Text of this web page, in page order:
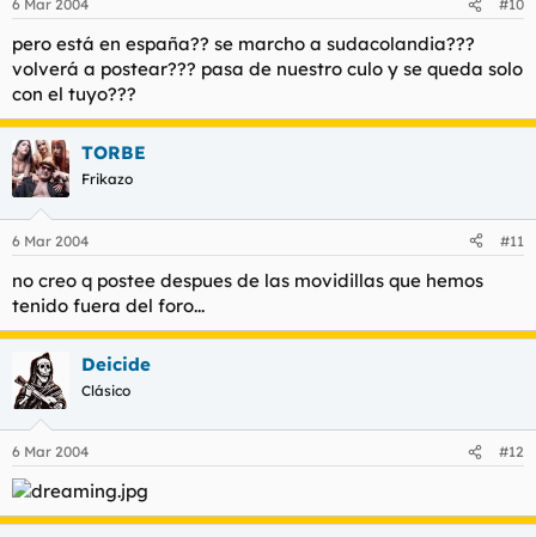
6 Mar 2004 #10
pero está en españa?? se marcho a sudacolandia???
volverá a postear??? pasa de nuestro culo y se queda solo
con el tuyo???
TORBE
Frikazo
6 Mar 2004 #11
no creo q postee despues de las movidillas que hemos
tenido fuera del foro...
Deicide
Clásico
6 Mar 2004 #12